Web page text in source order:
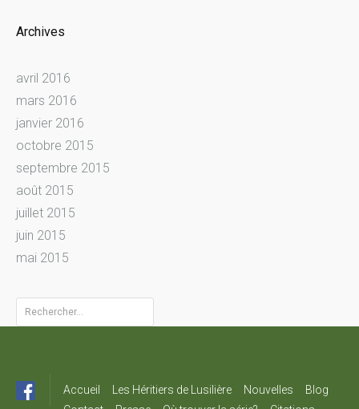
Archives
avril 2016
mars 2016
janvier 2016
octobre 2015
septembre 2015
août 2015
juillet 2015
juin 2015
mai 2015
Rechercher :
Accueil Les Héritiers de Lusilière Nouvelles
Blog